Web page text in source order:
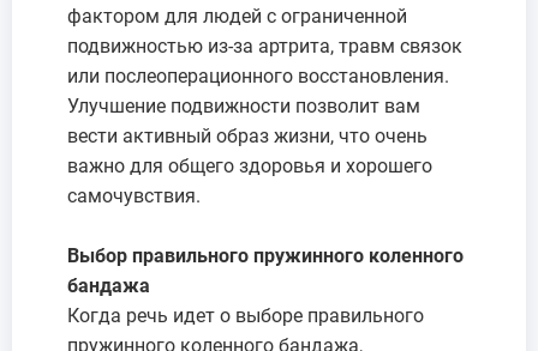
фактором для людей с ограниченной
подвижностью из-за артрита, травм связок
или послеоперационного восстановления.
Улучшение подвижности позволит вам
вести активный образ жизни, что очень
важно для общего здоровья и хорошего
самочувствия.
Выбор правильного пружинного коленного
бандажа
Когда речь идет о выборе правильного
пружинного коленного бандажа,